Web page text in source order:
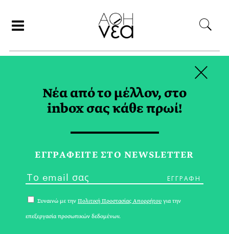
ΙΟΥΝΙΟΣ 2024
Νέα από το μέλλον, στο
inbox σας κάθε πρωί!
ΕΓΓPΑΦΕΙΤΕ ΣΤΟ NEWSLETTER
Συναινώ με την Πολιτική Προστασίας Απορρήτου για την
επεξεργασία προσωπικών δεδομένων.
×